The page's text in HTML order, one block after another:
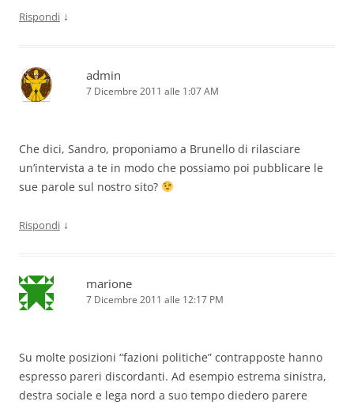
Rispondi ↓
admin
7 Dicembre 2011 alle 1:07 AM
Che dici, Sandro, proponiamo a Brunello di rilasciare
un’intervista a te in modo che possiamo poi pubblicare le
sue parole sul nostro sito?
Rispondi ↓
marione
7 Dicembre 2011 alle 12:17 PM
Su molte posizioni “fazioni politiche” contrapposte hanno
espresso pareri discordanti. Ad esempio estrema sinistra,
destra sociale e lega nord a suo tempo diedero parere